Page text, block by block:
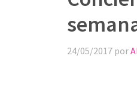
24/05/2017 por